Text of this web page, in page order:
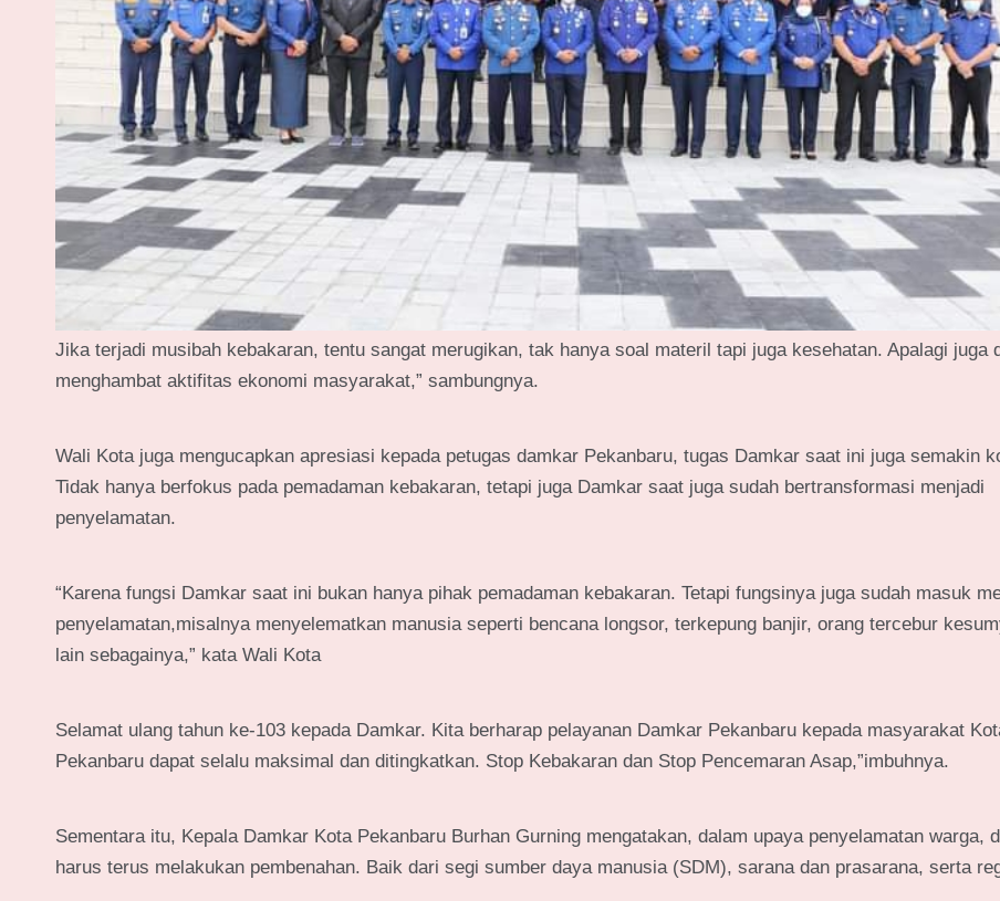
Jika terjadi musibah kebakaran, tentu sangat merugikan, tak hanya soal materil tapi juga kesehatan. Apalagi juga
menghambat aktifitas ekonomi masyarakat,” sambungnya.
Wali Kota juga mengucapkan apresiasi kepada petugas damkar Pekanbaru, tugas Damkar saat ini juga semakin
Tidak hanya berfokus pada pemadaman kebakaran, tetapi juga Damkar saat juga sudah bertransformasi menjadi
penyelamatan.
“Karena fungsi Damkar saat ini bukan hanya pihak pemadaman kebakaran. Tetapi fungsinya juga sudah masuk
penyelamatan,misalnya menyelematkan manusia seperti bencana longsor, terkepung banjir, orang tercebur
lain sebagainya,” kata Wali Kota
Selamat ulang tahun ke-103 kepada Damkar. Kita berharap pelayanan Damkar Pekanbaru kepada masyarakat
Pekanbaru dapat selalu maksimal dan ditingkatkan. Stop Kebakaran dan Stop Pencemaran Asap,”imbuhnya.
Sementara itu, Kepala Damkar Kota Pekanbaru Burhan Gurning mengatakan, dalam upaya penyelamatan warga,
harus terus melakukan pembenahan. Baik dari segi sumber daya manusia (SDM), sarana dan prasarana, serta